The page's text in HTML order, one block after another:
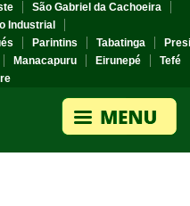
São Gabriel da Cachoeira
Industrial
Parintins Tabatinga
Manacapuru Eirunepé
Tefé